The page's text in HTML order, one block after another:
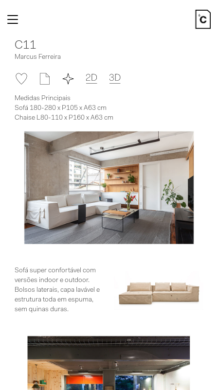
Toggle
C11
Marcus Ferreira
Medidas Principais
Sofá 180-280 x P105 x A63 cm
Chaise L80-110 x P160 x A63 cm
Sofá super confortável com
versões indoor e outdoor.
Bolsos laterais, capa lavável e
estrutura toda em espuma,
sem quinas duras.